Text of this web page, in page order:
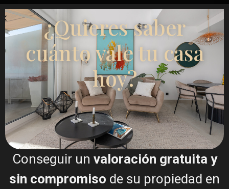
¿Quieres saber
cuánto vale tu casa
hoy?
Conseguir un valoración gratuita y
sin compromiso de su propiedad en